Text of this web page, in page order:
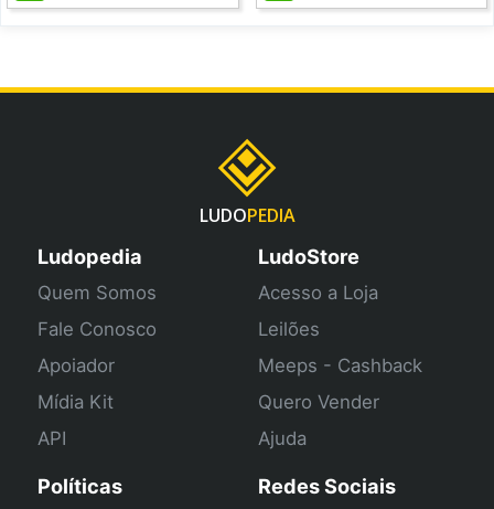
LUDOPEDIA
Ludopedia
Quem Somos
Fale Conosco
Apoiador
Mídia Kit
API
LudoStore
Acesso a Loja
Leilões
Meeps - Cashback
Quero Vender
Ajuda
Políticas Redes Sociais